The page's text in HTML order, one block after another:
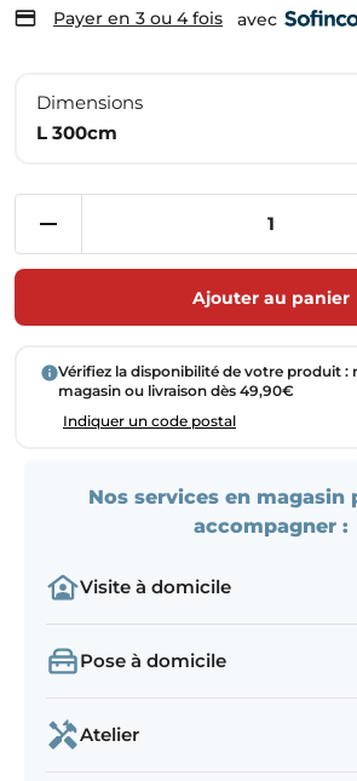
Payer en 3 ou 4 fois avec
Dimensions
L 300cm
Ajouter au panier
Vérifiez la disponibilité de votre produit :
magasin ou livraison dès 49,90€
Indiquer un code postal
Nos services en magasin
accompagner :
Visite à domicile
Pose à domicile
Atelier